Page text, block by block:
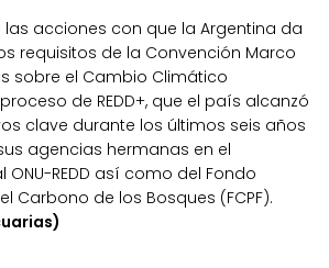
las acciones con que la Argentina da
requisitos de la Convención Marco
sobre el Cambio Climático
de REDD+, que el país alcanzó
clave durante los últimos seis años
agencias hermanas en el
REDD así como del Fondo
Carbono de los Bosques (FCPF).